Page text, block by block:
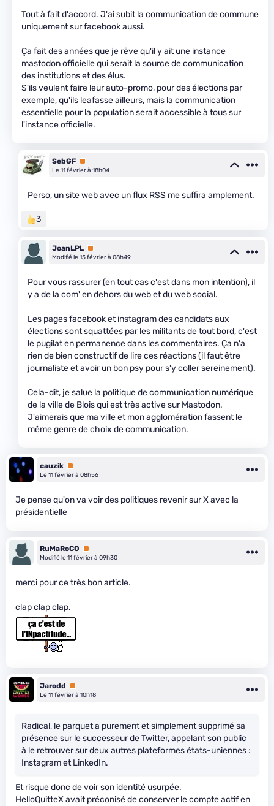
Tout à fait d'accord. J'ai subit la communication de commune
uniquement sur facebook aussi.
Ça fait des années que je rêve qu'il y ait une instance
mastodon officielle qui serait la source de communication
des institutions et des élus.
S'ils veulent faire leur auto-promo, pour des élections par
exemple, qu'ils leafasse ailleurs, mais la communication
essentielle pour la population serait accessible à tous sur
l'instance officielle.
SebGF Premium
Le 11 février à 18h04
Perso, un site web avec un flux RSS me suffira amplement.
3
JoanLPL Premium
Modifié le 15 février à 08h49
Pour vous rassurer (en tout cas c'est dans mon intention), il
y a de la com' en dehors du web et du web social.
Les pages facebook et instagram des candidats aux
élections sont squattées par les militants de tout bord, c'est
le pugilat en permanence dans les commentaires. Ça n'a
rien de bien constructif de lire ces réactions (il faut être
journaliste et avoir un bon psy pour s'y coller sereinement).
Cela-dit, je salue la politique de communication numérique
de la ville de Blois qui est très active sur Mastodon.
J'aimerais que ma ville et mon agglomération fassent le
même genre de choix de communication.
cauzik Premium
Le 11 février à 08h56
Je pense qu'on va voir des politiques revenir sur X avec la
présidentielle
RuMaRoCO
Premium
Modifié le 11 février à 09h30
merci pour ce très bon article.
clap clap clap.
Jarodd
Premium
Le 11 février à 10h18
Radical, le parquet a purement et simplement supprimé sa
présence sur le successeur de Twitter, appelant son public
à le retrouver sur deux autres plateformes états-uniennes :
Instagram et LinkedIn.
Et risque donc de voir son identité usurpée.
HelloQuitteX avait préconisé de conserver le compte actif en